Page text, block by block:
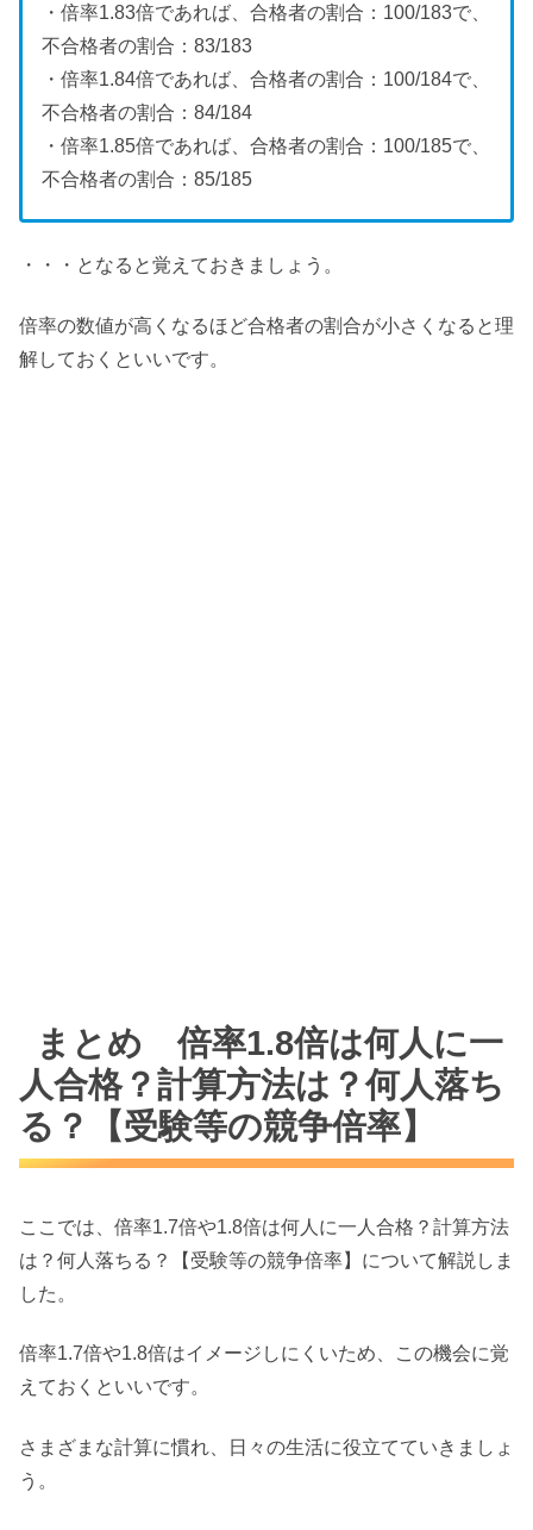
・倍率1.83倍であれば、合格者の割合：100/183で、
不合格者の割合：83/183
・倍率1.84倍であれば、合格者の割合：100/184で、
不合格者の割合：84/184
・倍率1.85倍であれば、合格者の割合：100/185で、
不合格者の割合：85/185
・・・となると覚えておきましょう。
倍率の数値が高くなるほど合格者の割合が小さくなると理
解しておくといいです。
まとめ 倍率1.8倍は何人に一
人合格？計算方法は？何人落ち
る？【受験等の競争倍率】
ここでは、倍率1.7倍や1.8倍は何人に一人合格？計算方法
は？何人落ちる？【受験等の競争倍率】について解説しま
した。
倍率1.7倍や1.8倍はイメージしにくいため、この機会に覚
えておくといいです。
さまざまな計算に慣れ、日々の生活に役立てていきましょ
う。